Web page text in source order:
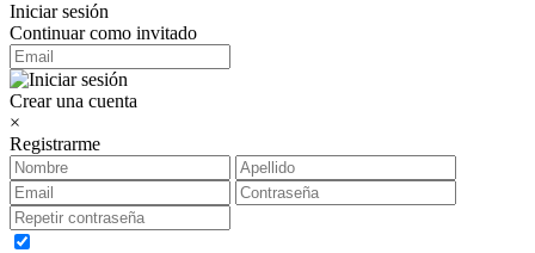
Iniciar sesión
Continuar como invitado
Crear una cuenta
×
Registrarme